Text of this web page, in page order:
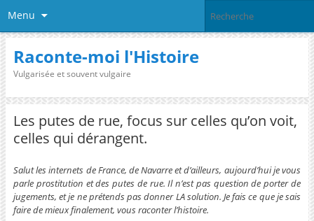
Menu
Raconte-moi l'Histoire
Vulgarisée et souvent vulgaire
Les putes de rue, focus sur celles qu’on voit,
celles qui dérangent.
Salut les internets de France, de Navarre et d’ailleurs, aujourd’hui je vous
parle prostitution et des putes de rue. Il n’est pas question de porter de
jugements, et je ne prétends pas donner LA solution. Je fais ce que je sais
faire de mieux finalement, vous raconter l’histoire.